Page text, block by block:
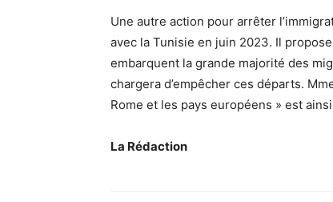
Une autre action pour arrêter
avec la Tunisie en juin 2023. Il
embarquent la grande majorité des
chargera d’empêcher ces départs.
Rome et les pays européens » est
La Rédaction